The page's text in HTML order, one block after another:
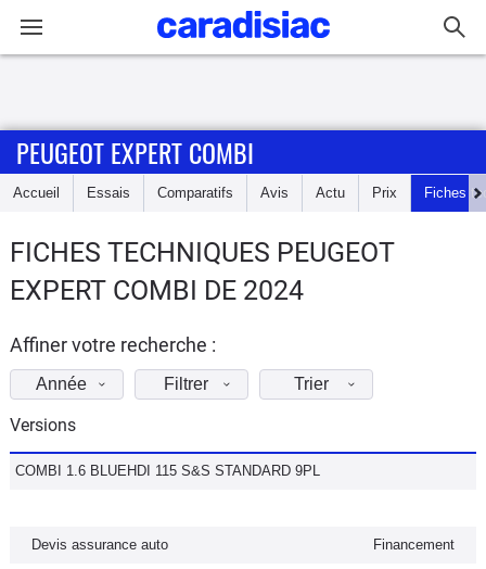
Accueil
Essais
d'achat
Electriques
Utilitaires
Auto
PEUGEOT EXPERT COMBI
Accueil Essais Comparatifs Avis Actu Prix Fiches
FICHES TECHNIQUES PEUGEOT
EXPERT COMBI DE 2024
Affiner votre recherche :
Année Filtrer Trier
Versions
COMBI 1.6 BLUEHDI 115 S&S STANDARD 9PL
Devis assurance auto Financement